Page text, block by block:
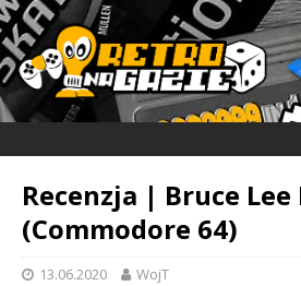
Recenzja | Bruce Lee
(Commodore 64)
13.06.2020 WojT